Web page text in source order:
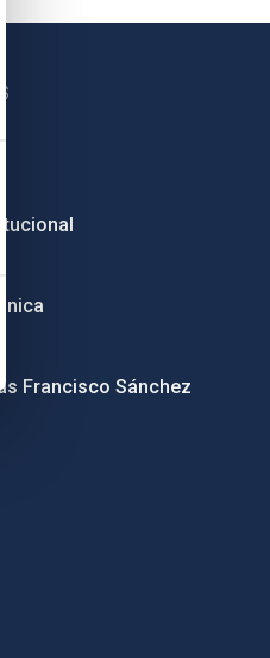
Francisco Sánchez